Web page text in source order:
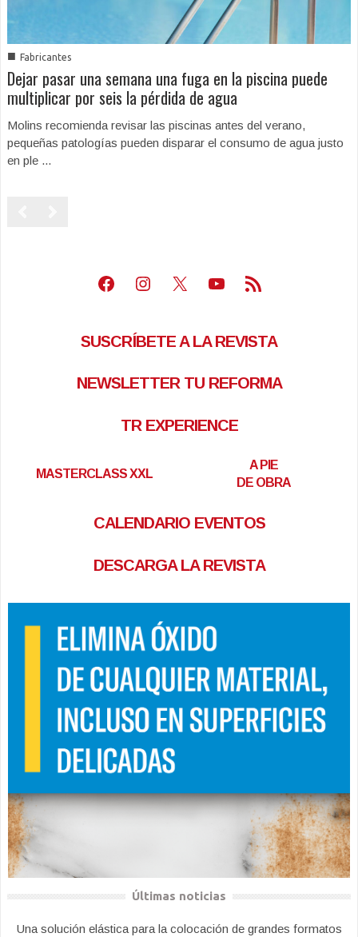
■ Fabricantes
Dejar pasar una semana una fuga en la piscina puede
multiplicar por seis la pérdida de agua
Molins recomienda revisar las piscinas antes del verano,
pequeñas patologías pueden disparar el consumo de agua justo
en ple ...
Facebook
Instagram
X Youtube
Feed RSS
SUSCRÍBETE A LA REVISTA
NEWSLETTER TU REFORMA
TR EXPERIENCE
MASTERCLASS XXL
A PIE
DE OBRA
CALENDARIO EVENTOS
DESCARGA LA REVISTA
Últimas noticias
Una solución elástica para la colocación de grandes formatos